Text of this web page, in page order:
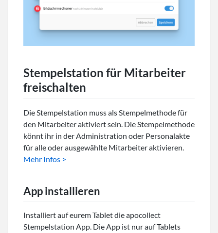
Stempelstation für Mitarbeiter
freischalten
Die Stempelstation muss als Stempelmethode für
den Mitarbeiter aktiviert sein. Die Stempelmethode
könnt ihr in der Administration oder Personalakte
für alle oder ausgewählte Mitarbeiter aktivieren.
Mehr Infos >
App installieren
Installiert auf eurem Tablet die apocollect
Stempelstation App. Die App ist nur auf Tablets